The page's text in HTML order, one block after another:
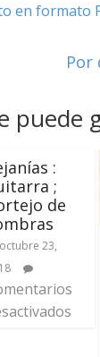
en formato
Por
puede
:
;
de
octubre 23,